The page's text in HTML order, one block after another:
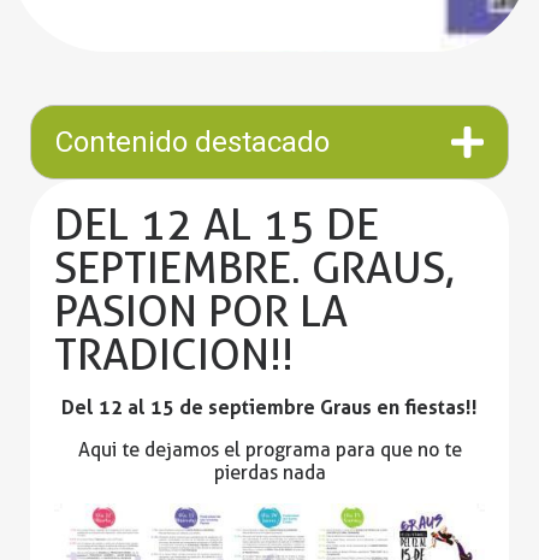
Contenido destacado
DEL 12 AL 15 DE
SEPTIEMBRE. GRAUS,
PASION POR LA
TRADICION!!
Del 12 al 15 de septiembre Graus en fiestas!!
Aqui te dejamos el programa para que no te
pierdas nada